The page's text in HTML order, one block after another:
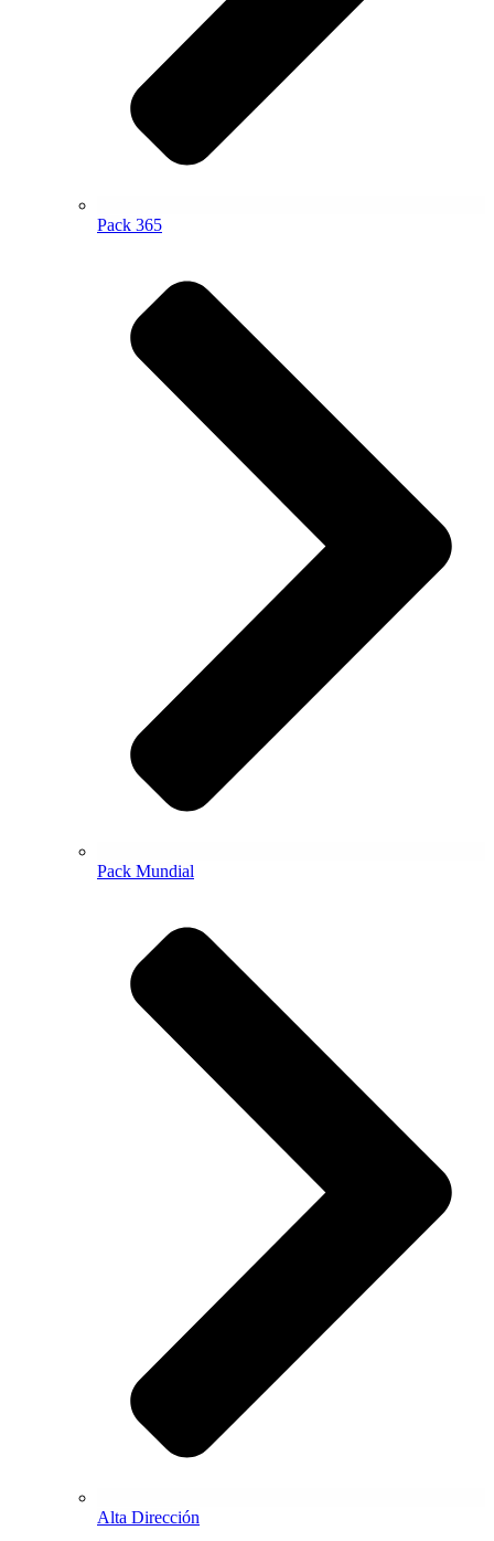
Pack 365
Pack Mundial
Alta Dirección